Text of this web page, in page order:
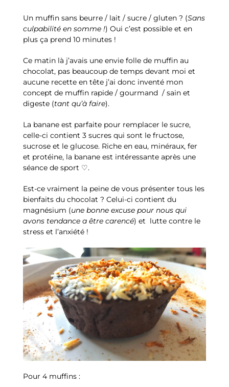
Un muffin sans beurre / lait / sucre / gluten ? (Sans
culpabilité en somme !) Oui c’est possible et en
plus ça prend 10 minutes !
Ce matin là j’avais une envie folle de muffin au
chocolat, pas beaucoup de temps devant moi et
aucune recette en tête j’ai donc inventé mon
concept de muffin rapide / gourmand / sain et
digeste (tant qu’à faire).
La banane est parfaite pour remplacer le sucre,
celle-ci contient 3 sucres qui sont le fructose,
sucrose et le glucose. Riche en eau, minéraux, fer
et protéine, la banane est intéressante après une
séance de sport ♡.
Est-ce vraiment la peine de vous présenter tous les
bienfaits du chocolat ? Celui-ci contient du
magnésium (une bonne excuse pour nous qui
avons tendance a être carencé) et lutte contre le
stress et l’anxiété !
Pour 4 muffins :